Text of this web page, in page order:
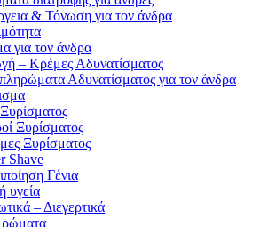
& Τόνωση για τον άνδρα
για τον άνδρα
– Κρέμες Αδυνατίσματος
Αδυνατίσματος για τον άνδρα
Ξυρίσματος
Ξυρίσματος
Shave
Γένια
υγεία
– Διεγερτικά